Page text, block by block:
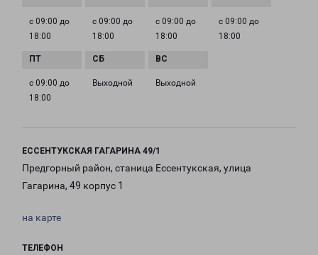
с 09:00 до
18:00
с 09:00 до
18:00
с 09:00 до
18:00
с 09:00 до
18:00
с 09:00 до
18:00
Выходной Выходной
ЕССЕНТУКСКАЯ ГАГАРИНА 49/1
Предгорный район, станица Ессентукская, улица
Гагарина, 49 корпус 1
на карте
ТЕЛЕФОН